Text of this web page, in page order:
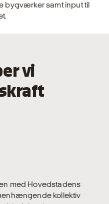
bygværker samt input til
vi
med Hovedstadens
kollektiv